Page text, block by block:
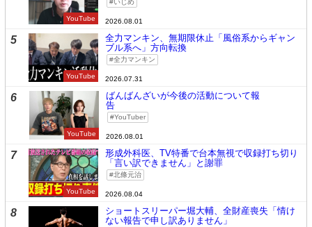
YouTube
いじめ
2026.08.01
5
YouTube
全力マンキン、無期限休止「風俗系からギャン
ブル系へ」方向転換
全力マンキン
2026.07.31
6
YouTube
ばんばんざいが今後の活動について報
告
YouTuber
2026.08.01
7
YouTube
形成外科医、TV特番で台本無視で収録打ち切り
「言い訳できません」と謝罪
北條元治
2026.08.04
8
ショートスリーパー堀大輔、全財産喪失「情け
ない報告で申し訳ありません」